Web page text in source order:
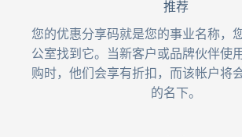
推荐
您的优惠分享码就是您的事业名称，
公室找到它。当新客户或品牌伙伴使
购时，他们会享有折扣，而该帐户将
的名下。